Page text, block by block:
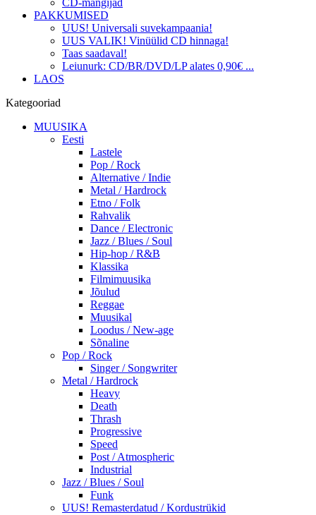
CD-mängijad
PAKKUMISED
UUS! Universali suvekampaania!
UUS VALIK! Vinüülid CD hinnaga!
Taas saadaval!
Leiunurk: CD/BR/DVD/LP alates 0,90€ ...
LAOS
Kategooriad
MUUSIKA
Eesti
Lastele
Pop / Rock
Alternative / Indie
Metal / Hardrock
Etno / Folk
Rahvalik
Dance / Electronic
Jazz / Blues / Soul
Hip-hop / R&B
Klassika
Filmimuusika
Jõulud
Reggae
Muusikal
Loodus / New-age
Sõnaline
Pop / Rock
Singer / Songwriter
Metal / Hardrock
Heavy
Death
Thrash
Progressive
Speed
Post / Atmospheric
Industrial
Jazz / Blues / Soul
Funk
UUS! Remasterdatud / Kordustrükid